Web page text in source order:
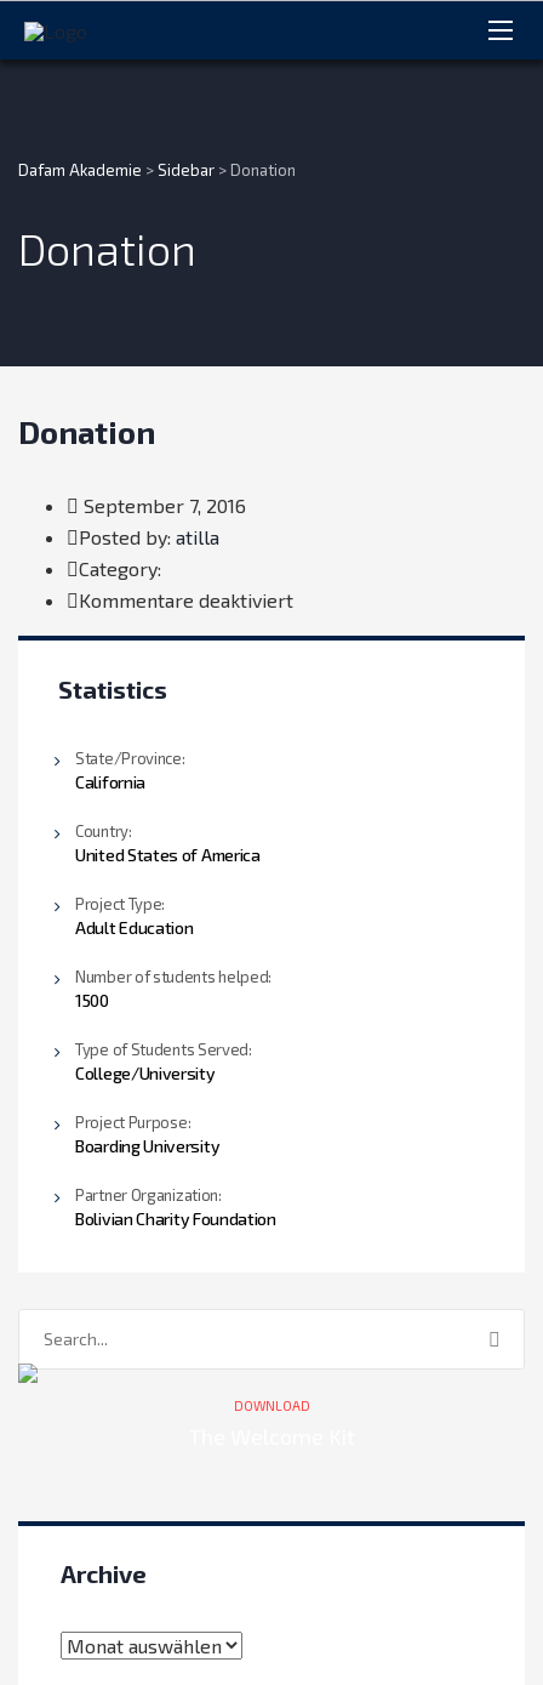
Dafam Akademie >Sidebar >Donation
Donation
Donation
September 7, 2016
Posted by: Author
atilla
Category:
Kommentare deaktiviertfür
Donation
Statistics
State/Province:
California
Country:
United States of America
Project Type:
Adult Education
Number of students helped:
1500
Type of Students Served:
College/University
Project Purpose:
Boarding University
Partner Organization:
Bolivian Charity Foundation
DOWNLOAD
Archive
Archive